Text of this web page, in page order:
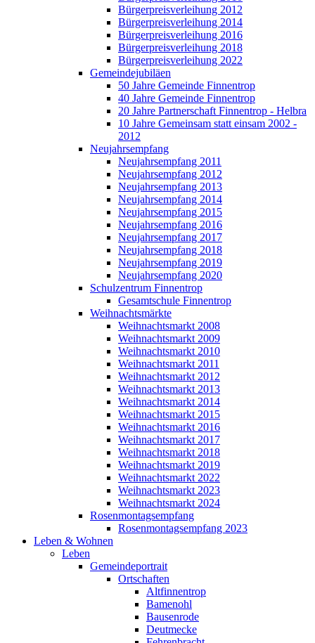
Bürgerpreisverleihung 2012
Bürgerpreisverleihung 2014
Bürgerpreisverleihung 2016
Bürgerpreisverleihung 2018
Bürgerpreisverleihung 2022
Gemeindejubiläen
50 Jahre Gemeinde Finnentrop
40 Jahre Gemeinde Finnentrop
20 Jahre Partnerschaft Finnentrop - Helbra
10 Jahre Gemeinsam statt einsam 2002 -
2012
Neujahrsempfang
Neujahrsempfang 2011
Neujahrsempfang 2012
Neujahrsempfang 2013
Neujahrsempfang 2014
Neujahrsempfang 2015
Neujahrsempfang 2016
Neujahrsempfang 2017
Neujahrsempfang 2018
Neujahrsempfang 2019
Neujahrsempfang 2020
Schulzentrum Finnentrop
Gesamtschule Finnentrop
Weihnachtsmärkte
Weihnachtsmarkt 2008
Weihnachtsmarkt 2009
Weihnachtsmarkt 2010
Weihnachtsmarkt 2011
Weihnachtsmarkt 2012
Weihnachtsmarkt 2013
Weihnachtsmarkt 2014
Weihnachtsmarkt 2015
Weihnachtsmarkt 2016
Weihnachtsmarkt 2017
Weihnachtsmarkt 2018
Weihnachtsmarkt 2019
Weihnachtsmarkt 2022
Weihnachtsmarkt 2023
Weihnachtsmarkt 2024
Rosenmontagsempfang
Rosenmontagsempfang 2023
Leben & Wohnen
Leben
Gemeindeportrait
Ortschaften
Altfinnentrop
Bamenohl
Bausenrode
Deutmecke